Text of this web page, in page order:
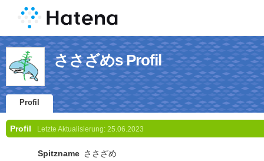
ささざめs Profil
Profil
Profil Letzte Aktualisierung: 25.06.2023
Spitzname ささざめ